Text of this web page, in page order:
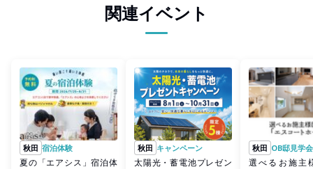
関連イベント
秋田 宿泊体験
夏の「エアシス」宿泊体
秋田 キャンペーン
太陽光・蓄電池プレゼン
秋田 OB邸見学会
選べるお施主